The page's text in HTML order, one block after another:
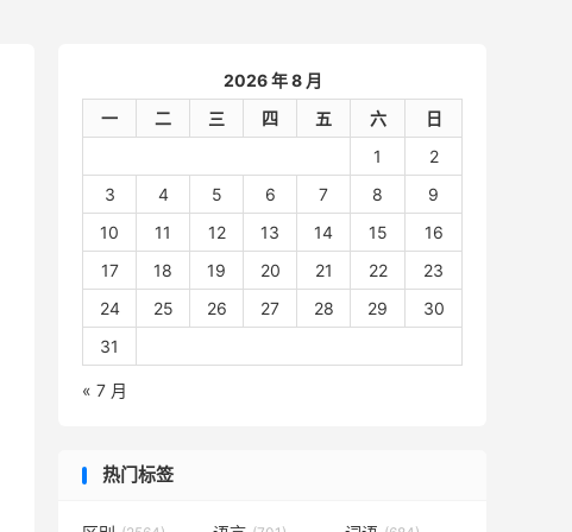
2026 年 8 月
一
二 三 四 五 六
日
1
2
3
4 5 6 7 8
9
10
11 12 13 14 15
16
17
18 19 20 21 22
23
24
25 26 27 28 29
30
31
« 7 月
热门标签